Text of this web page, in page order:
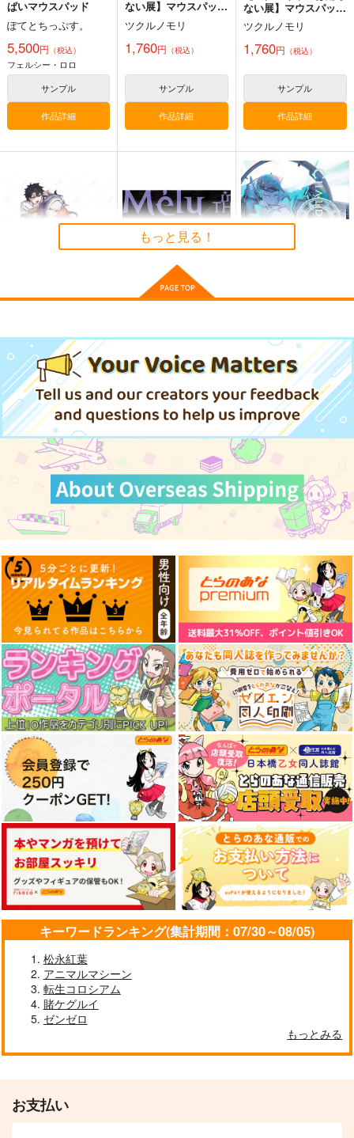
ぱいマウスパッド
ぽてとちっぷす。
5,500円 （税込）
フェルシー・ロロ
サンプル
作品詳細
ない展】マウスパッ
ド ミニキャラver
ツクルノモリ
1,760円 （税込）
サンプル
作品詳細
ない展】マウスパッ
ド 等身ver
ツクルノモリ
1,760円 （税込）
サンプル
作品詳細
星 お座りアクスタ
Owen
1,572円 （税込）
巌窟王 モンテ・クリスト
サンプル
作品詳細
プ
3,300円（税込）
メリュジーヌ
サンプル
6
チョコレート・ショッ
プ
2,530円（税込）
メリュジーヌ
サンプル
多元妖精領域メリュジ
ーヌヴァース
チョコレート・ショッ
プ
1,210 （税込）
メリュジーヌ
サンプル
作品詳細
ドバイフィックス
チョコレート・ショッ
プ
1,100円（税込）
メリュジーヌ
サンプル
作品詳細
アクリルカレイドフレ
ーム『オベロン・リバ
ーシブル』
チョコレート・ショッ
プ
4,400円（税込）
オベロン
サンプル
作品詳細
プ
2,000円（税込）
メリュジーヌ
【再販版】
プ
謎のアルターエゴ・Λ
実録妖精領域めり込め
CHOCO
もっと見る！
キーワードランキング(集計期間：07/30～08/05)
松永紅葉
アニマルマシーン
転生コロシアム
賭ケグルイ
ゼンゼロ
もっとみる
お支払い